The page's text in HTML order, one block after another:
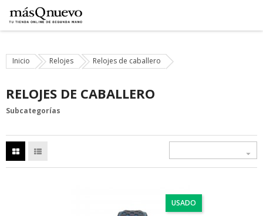
Inicio Relojes Relojes de caballero
RELOJES DE CABALLERO
Subcategorías

USADO